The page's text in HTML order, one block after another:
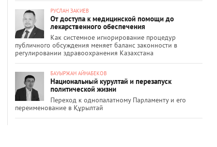
РУСЛАН ЗАКИЕВ
От доступа к медицинской помощи до
лекарственного обеспечения
Как системное игнорирование процедур
публичного обсуждения меняет баланс законности в
регулировании здравоохранения Казахстана
БАУЫРЖАН АЙНАБЕКОВ
Национальный курултай и перезапуск
политической жизни
Переход к однопалатному Парламенту и его
переименование в Құрылтай